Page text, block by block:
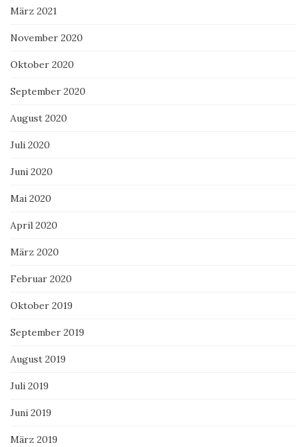
März 2021
November 2020
Oktober 2020
September 2020
August 2020
Juli 2020
Juni 2020
Mai 2020
April 2020
März 2020
Februar 2020
Oktober 2019
September 2019
August 2019
Juli 2019
Juni 2019
März 2019